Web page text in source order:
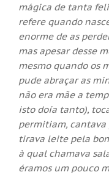
mágica de tanta
refere quando
enorme de as
mas apesar desse
mesmo quando os
pude abraçar as
não era mãe a
isto doía tanto),
permitiam, cantava
tirava leite pela
à qual chamava
éramos um pouco